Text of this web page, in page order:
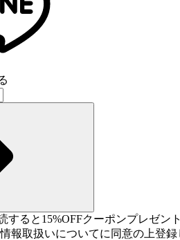
すると15%OFFクーポンプレゼ
報取扱いについてに同意の上登